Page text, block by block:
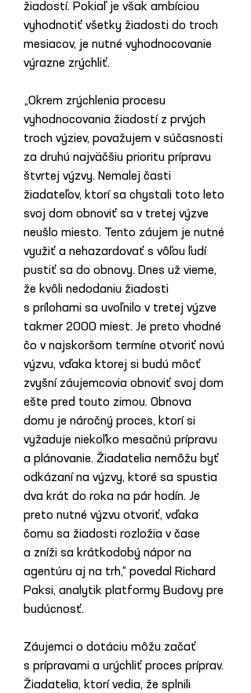
žiadostí. Pokiaľ je však ambíciou
vyhodnotiť všetky žiadosti do troch
mesiacov, je nutné vyhodnocovanie
výrazne zrýchliť.
„Okrem zrýchlenia procesu
vyhodnocovania žiadostí z prvých
troch výziev, považujem v súčasnosti
za druhú najväčšiu prioritu prípravu
štvrtej výzvy. Nemalej časti
žiadateľov, ktorí sa chystali toto leto
svoj dom obnoviť sa v tretej výzve
neušlo miesto. Tento záujem je nutné
využiť a nehazardovať s vôľou ľudí
pustiť sa do obnovy. Dnes už vieme,
že kvôli nedodaniu žiadosti
s prílohami sa uvoľnilo v tretej výzve
takmer 2000 miest. Je preto vhodné
čo v najskoršom termíne otvoriť novú
výzvu, vďaka ktorej si budú môcť
zvyšní záujemcovia obnoviť svoj dom
ešte pred touto zimou. Obnova
domu je náročný proces, ktorí si
vyžaduje niekoľko mesačnú prípravu
a plánovanie. Žiadatelia nemôžu byť
odkázaní na výzvy, ktoré sa spustia
dva krát do roka na pár hodín. Je
preto nutné výzvu otvoriť, vďaka
čomu sa žiadosti rozložia v čase
a zníži sa krátkodobý nápor na
agentúru aj na trh,“ povedal Richard
Paksi, analytik platformy Budovy pre
budúcnosť.
Záujemci o dotáciu môžu začať
s prípravami a urýchliť proces príprav.
Žiadatelia, ktorí vedia, že splnili